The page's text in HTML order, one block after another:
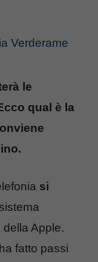
Verderame
le
qual è la
si
Apple.
fatto passi